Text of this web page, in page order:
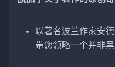
以著名波兰作家安
带您领略一个并非